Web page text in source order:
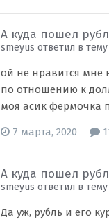
А куда пошел
smeyus ответил в
ой не нравится мне
по отношению к
моя асик фермочка
7 марта, 2020
А куда пошел
smeyus ответил в
Да уж, рубль и его